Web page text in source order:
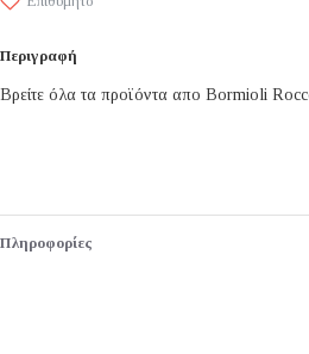
Περιγραφή
Βρείτε όλα τα προϊόντα απο Bormioli
Πληροφορίες